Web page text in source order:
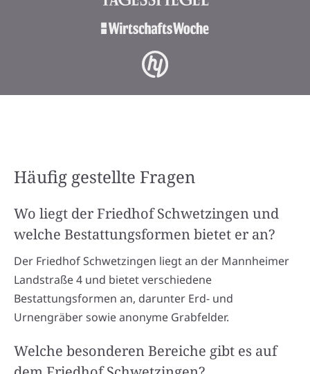
Häufig gestellte Fragen
Wo liegt der Friedhof Schwetzingen und
welche Bestattungsformen bietet er an?
Der Friedhof Schwetzingen liegt an der Mannheimer
Landstraße 4 und bietet verschiedene
Bestattungsformen an, darunter Erd- und
Urnengräber sowie anonyme Grabfelder.
Welche besonderen Bereiche gibt es auf